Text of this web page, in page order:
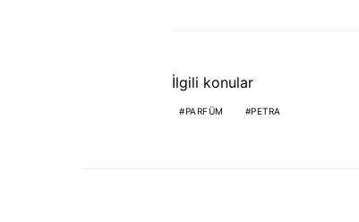
İlgili konular
PARFÜM PETRA